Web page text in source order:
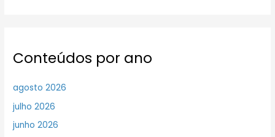
Conteúdos por ano
agosto 2026
julho 2026
junho 2026